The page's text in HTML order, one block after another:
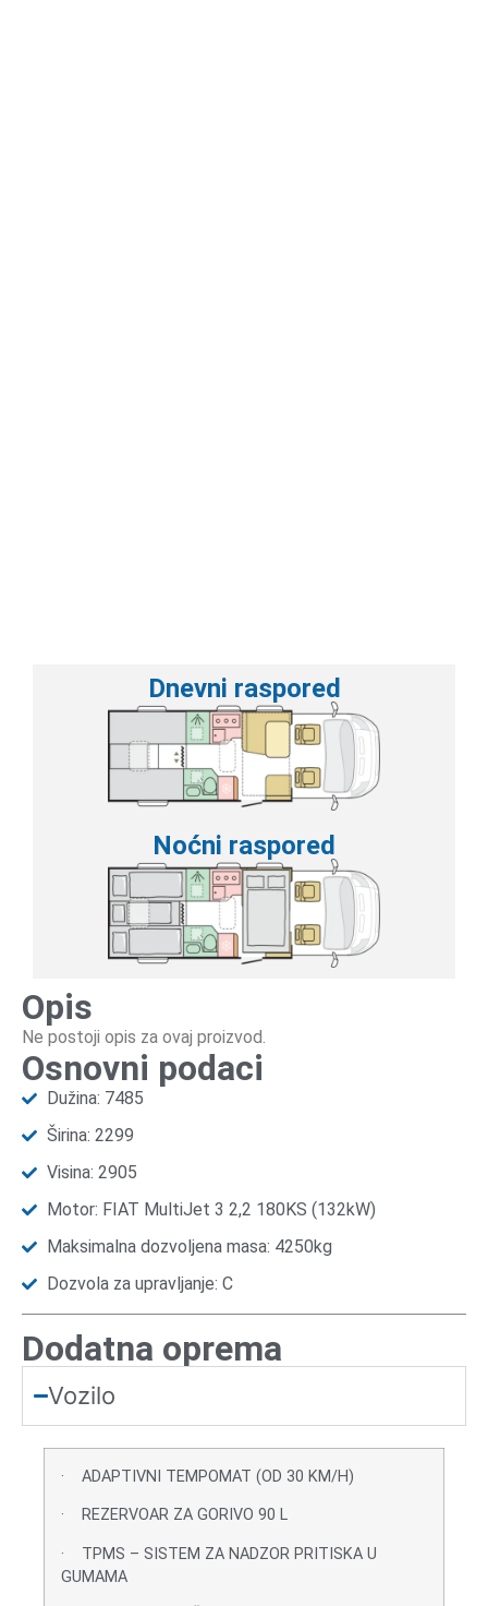
Dnevni raspored
Noćni raspored
Opis
Ne postoji opis za ovaj proizvod.
Osnovni podaci
Dužina: 7485
Širina: 2299
Visina: 2905
Motor: FIAT MultiJet 3 2,2 180KS (132kW)
Maksimalna dozvoljena masa: 4250kg
Dozvola za upravljanje: C
Dodatna oprema
Vozilo
· ADAPTIVNI TEMPOMAT (OD 30 KM/H)
· REZERVOAR ZA GORIVO 90 L
· TPMS – SISTEM ZA NADZOR PRITISKA U
GUMAMA